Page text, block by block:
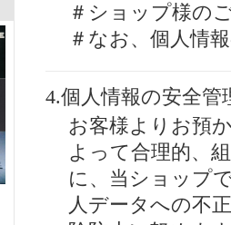
＃ショップ様の
＃なお、個人情
4.個人情報の安全管
お客様よりお預
よって合理的、
に、当ショップ
人データへの不